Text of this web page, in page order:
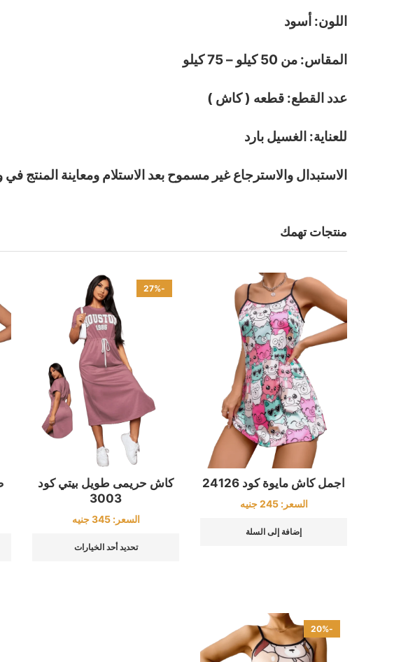
اللون: أسود
المقاس: من 50 كيلو – 75 كيلو
عدد القطع: قطعه ( كاش )
للعناية: الغسيل بارد
الاستبدال والاسترجاع غير مسموح بعد الاستلام ومعاينة المنتج
منتجات تهمك
اجمل كاش مايوة كود 24126
السعر:245 جنيه
إضافة إلى السلة
-27%
كاش حريمى طويل بيتي كود
3003
السعر:345 جنيه
تحديد أحد الخيارات
-20%